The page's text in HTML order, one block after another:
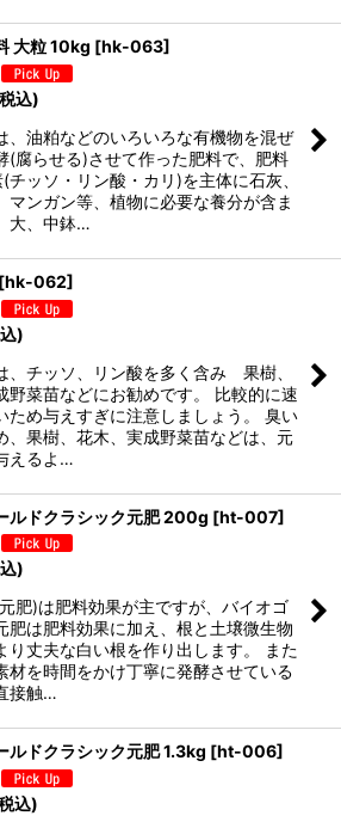
大粒 10kg [hk-063]
込)
、油粕などのいろいろな有機物を混ぜ
(腐らせる)させて作った肥料で、肥料
チッソ・リン酸・カリ)を主体に石灰、
マンガン等、植物に必要な養分が含ま
大、中鉢…
[hk-062]
)
、チッソ、リン酸を多く含み 果樹、
野菜苗などにお勧めです。 比較的に速
ため与えすぎに注意しましょう。 臭い
、果樹、花木、実成野菜苗などは、元
えるよ…
ルドクラシック元肥 200g [ht-007]
)
肥)は肥料効果が主ですが、バイオゴ
肥は肥料効果に加え、根と土壌微生物
り丈夫な白い根を作り出します。 また
材を時間をかけ丁寧に発酵させている
接触…
ルドクラシック元肥 1.3kg [ht-006]
込)